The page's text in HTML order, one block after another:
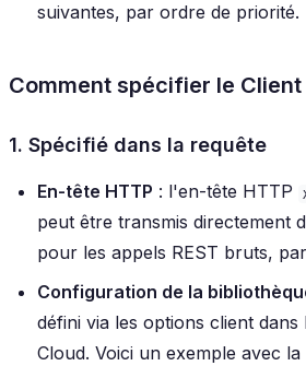
suivantes, par ordre de priorité.
Comment spécifier le Client
1. Spécifié dans la requête
En-tête HTTP : l'en-tête HTTP
peut être transmis directement
pour les appels REST bruts,
Configuration de la
défini via les options client dans
Cloud. Voici un exemple avec